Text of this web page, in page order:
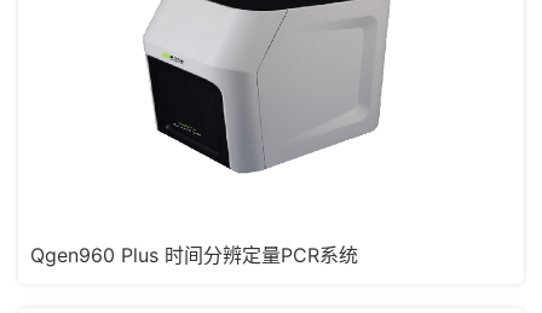
Qgen960 Plus 时间分辨定量PCR系统